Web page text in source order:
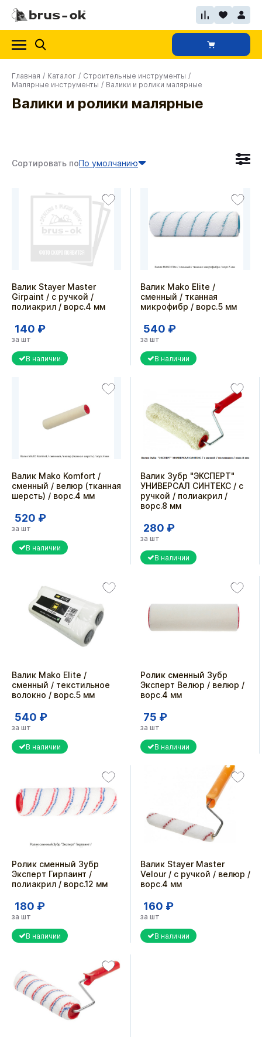
Главная / Каталог / Строительные инструменты /
Малярные инструменты / Валики и ролики малярные
Валики и ролики малярные
Сортировать поПо умолчанию
Валик Stayer Master
Girpaint / с ручкой /
полиакрил / ворс.4 мм
140 ₽
за шт
В наличии
Валик Mako Elite /
сменный / тканная
микрофибр / ворс.5 мм
540 ₽
за шт
В наличии
Валик Mako Komfort /
сменный / велюр (тканная
шерсть) / ворс.4 мм
520 ₽
за шт
В наличии
Валик Зубр "ЭКСПЕРТ"
УНИВЕРСАЛ СИНТЕКС / с
ручкой / полиакрил /
ворс.8 мм
280 ₽
за шт
В наличии
Валик Mako Elite /
сменный / текстильное
волокно / ворс.5 мм
540 ₽
за шт
В наличии
Ролик сменный Зубр
Эксперт Велюр / велюр /
ворс.4 мм
75 ₽
за шт
В наличии
Ролик сменный Зубр
Эксперт Гирпаинт /
полиакрил / ворс.12 мм
180 ₽
за шт
В наличии
Валик Stayer Master
Velour / с ручкой / велюр /
ворс.4 мм
160 ₽
за шт
В наличии